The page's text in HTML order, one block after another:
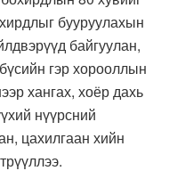
бууруулахын
байгуулан,
гэр хорооллын
хангах, хоёр дахь
нүүрсний
цахилгаан хийн